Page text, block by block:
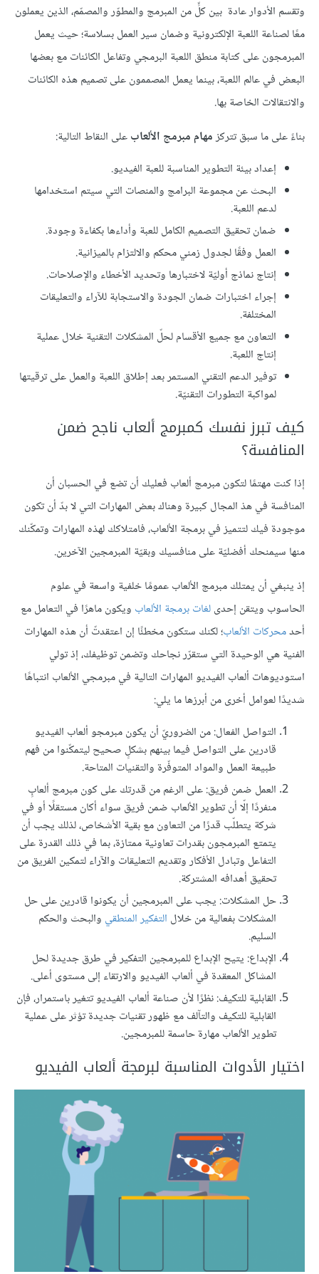
وتقسم الأدوار عادة بين كلٍّ من المبرمج والمطوّر والمصمّم، الذين يعملون
معًا لصناعة اللعبة الإلكترونية وضمان سير العمل بسلاسة؛ حيث يعمل
المبرمجون على كتابة منطق اللعبة البرمجي وتفاعل الكائنات مع بعضها
البعض في عالم اللعبة، بينما يعمل المصممون على تصميم هذه الكائنات
والانتقالات الخاصة بها.
بناءً على ما سبق تتركزمهام مبرمج الألعابعلى النقاط التالية:
إعداد بيئة التطوير المناسبة للعبة الفيديو.
البحث عن مجموعة البرامج والمنصات التي سيتم استخدامها
لدعم اللعبة.
ضمان تحقيق التصميم الكامل للعبة وأداءها بكفاءة وجودة.
العمل وفقًا لجدول زمني محكم والالتزام بالميزانية.
إنتاج نماذج أوليّة لاختبارها وتحديد الأخطاء والإصلاحات.
إجراء اختبارات ضمان الجودة والاستجابة للآراء والتعليقات
المختلفة.
التعاون مع جميع الأقسام لحلّ المشكلات التقنية خلال عملية
إنتاج اللعبة.
توفير الدعم التقني المستمر بعد إطلاق اللعبة والعمل على ترقيتها
لمواكبة التطورات التقنيّة.
كيف تبرز نفسك كمبرمج ألعاب ناجح ضمن
المنافسة؟
إذا كنت مهتمًا لتكون مبرمج ألعاب فعليك أن تضع في الحسبان أن
المنافسة في هذ المجال كبيرة وهناك بعض المهارات التي لا بدّ أن تكون
موجودة فيك لتتميز في برمجة الألعاب، فامتلاكك لهذه المهارات وتمكّنك
منها سيمنحك أفضليّة على منافسيك وبقيّة المبرمجين الآخرين.
إذ ينبغي أن يمتلك مبرمج الألعاب عمومًا خلفية واسعة في علوم
الحاسوب ويتقن إحدىلغات برمجة الألعاب ويكون ماهرًا في التعامل مع
أحدمحركات الألعاب؛ لكنك ستكون مخطئًا إن اعتقدتّ أن هذه المهارات
الفنية هي الوحيدة التي ستقرّر نجاحك وتضمن توظيفك، إذ تولي
استوديوهات ألعاب الفيديو المهارات التالية في مبرمجي الألعاب انتباهًا
شديدًا لعوامل أخرى من أبرزها ما يلي:
التواصل الفعال: من الضروريّ أن يكون مبرمجو ألعاب الفيديو
قادرين على التواصل فيما بينهم بشكلٍ صحيح ليتمكّنوا من فهم
طبيعة العمل والمواد المتوفّرة والتقنيات المتاحة.
العمل ضمن فريق: على الرغم من قدرتك على كون مبرمج ألعابٍ
منفردًا إلّا أن تطوير الألعاب ضمن فريق سواء أكان مستقلًا أو في
شركة يتطلّب قدرًا من التعاون مع بقية الأشخاص، لذلك يجب أن
يتمتع المبرمجون بقدرات تعاونية ممتازة، بما في ذلك القدرة على
التفاعل وتبادل الأفكار وتقديم التعليقات والآراء لتمكين الفريق من
تحقيق أهدافه المشتركة.
حل المشكلات: يجب على المبرمجين أن يكونوا قادرين على حل
المشكلات بفعالية من خلال التفكير المنطقي والبحث والحكم
السليم.
الإبداع: يتيح الإبداع للمبرمجين التفكير في طرق جديدة لحل
المشاكل المعقدة في ألعاب الفيديو والارتقاء إلى مستوى أعلى.
القابلية للتكيف: نظرًا لأن صناعة ألعاب الفيديو تتغير باستمرار، فإن
القابلية للتكيف والتآلف مع ظهور تقنيات جديدة تؤثر على عملية
تطوير الألعاب مهارة حاسمة للمبرمجين.
اختيار الأدوات المناسبة لبرمجة ألعاب الفيديو